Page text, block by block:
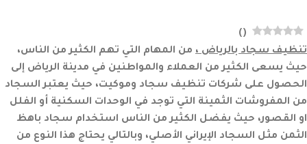
(
)
تنظيف سجاد بالرياض ، من المهام التي تهم الكثير من الناس،
حيث يسعى الكثير من العملاء والمواطنين في مدينة الرياض إلى
الحصول على شركات تنظيف سجاد وموكيت، حيث يعتبر السجاد
من المفروشات الثمينة التي توجد في الوحدات السكنية أو الفلل
او القصور، حيث يفضل الكثير من الناس استخدام سجاد باهظ
الثمن مثل السجاد الإيراني الأصلي، وبالتالي يحتاج هذا النوع من